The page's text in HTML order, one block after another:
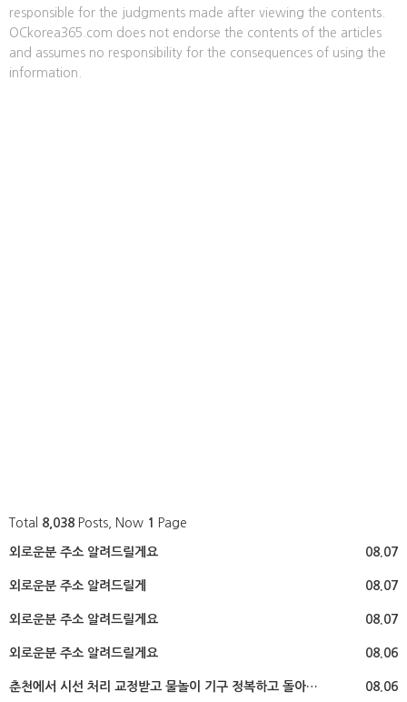
responsible for the judgments made after viewing the contents.
OCkorea365.com does not endorse the contents of the articles
and assumes no responsibility for the consequences of using the
information.
Total 8,038 Posts, Now 1 Page
08.07
외로운분 주소 알려드릴게요
08.07
외로운분 주소 알려드릴게
08.07
외로운분 주소 알려드릴게요
08.06
외로운분 주소 알려드릴게요
08.06
춘천에서 시선 처리 교정받고 물놀이 기구 정복하고 돌아…